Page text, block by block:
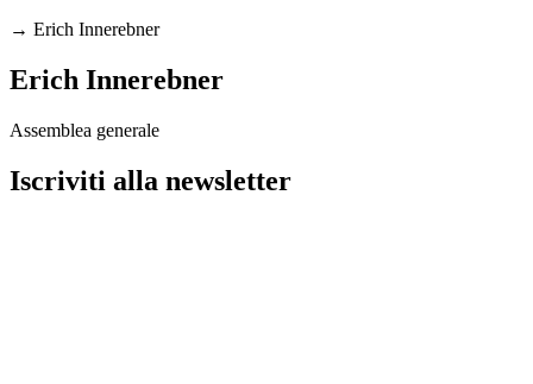
→ Erich Innerebner
Erich Innerebner
Assemblea generale
Iscriviti alla newsletter